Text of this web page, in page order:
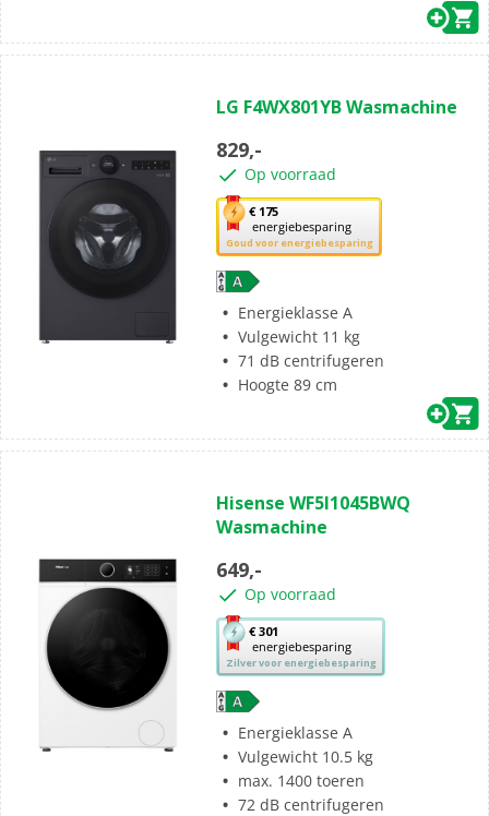
van
5
sterren.
46
beoordelingen
LG F4WX801YB Wasmachine
829,-
Op voorraad
€ 175
energiebesparing
Goud voor energiebesparing
Met
deze
knop
opent
Youreko’s
tool
voor
energiebesparing.
Energieklasse A
Vulgewicht 11 kg
71 dB centrifugeren
Hoogte 89 cm
van
de
sterren.
4
beoordelingen
Hisense WF5I1045BWQ
Wasmachine
649,-
Op voorraad
€ 301
energiebesparing
Zilver voor energiebesparing
Met
deze
knop
opent
Youreko’s
tool
voor
energiebesparing.
Energieklasse A
Vulgewicht 10.5 kg
max. 1400 toeren
72 dB centrifugeren